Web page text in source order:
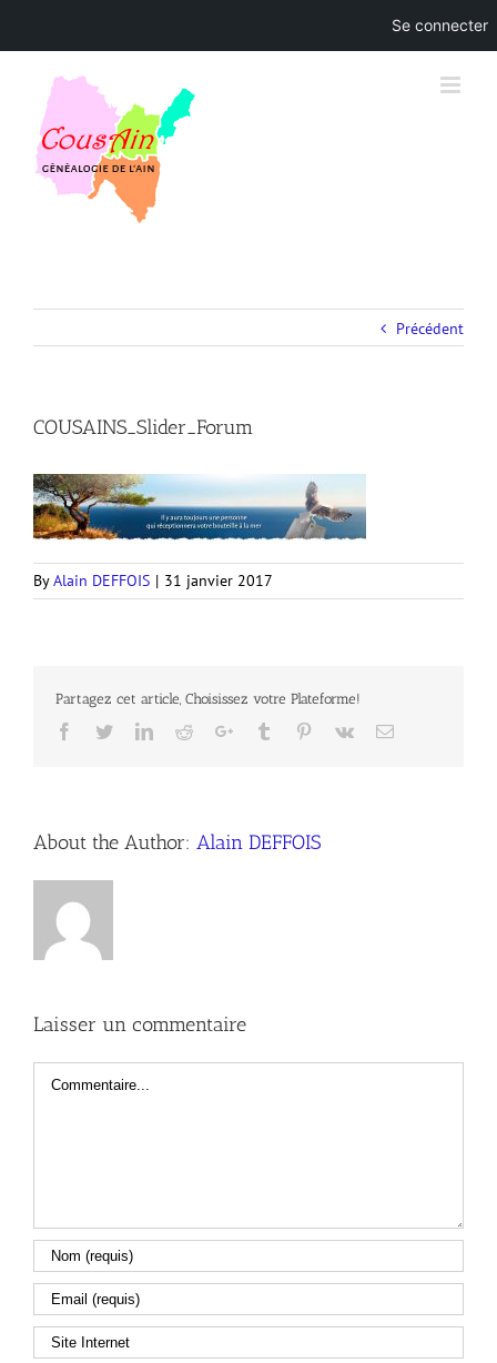
content
Précédent
COUSAINS_Slider_Forum
ByAlain DEFFOIS | 31 janvier 2017
Partagez cet article, Choisissez votre Plateforme!
Facebook
TwitterLinkedIn
RedditGoogle+Tumblr Pinterest
Vk Email
About the Author: Alain DEFFOIS
Laisser un commentaire
Se connecter